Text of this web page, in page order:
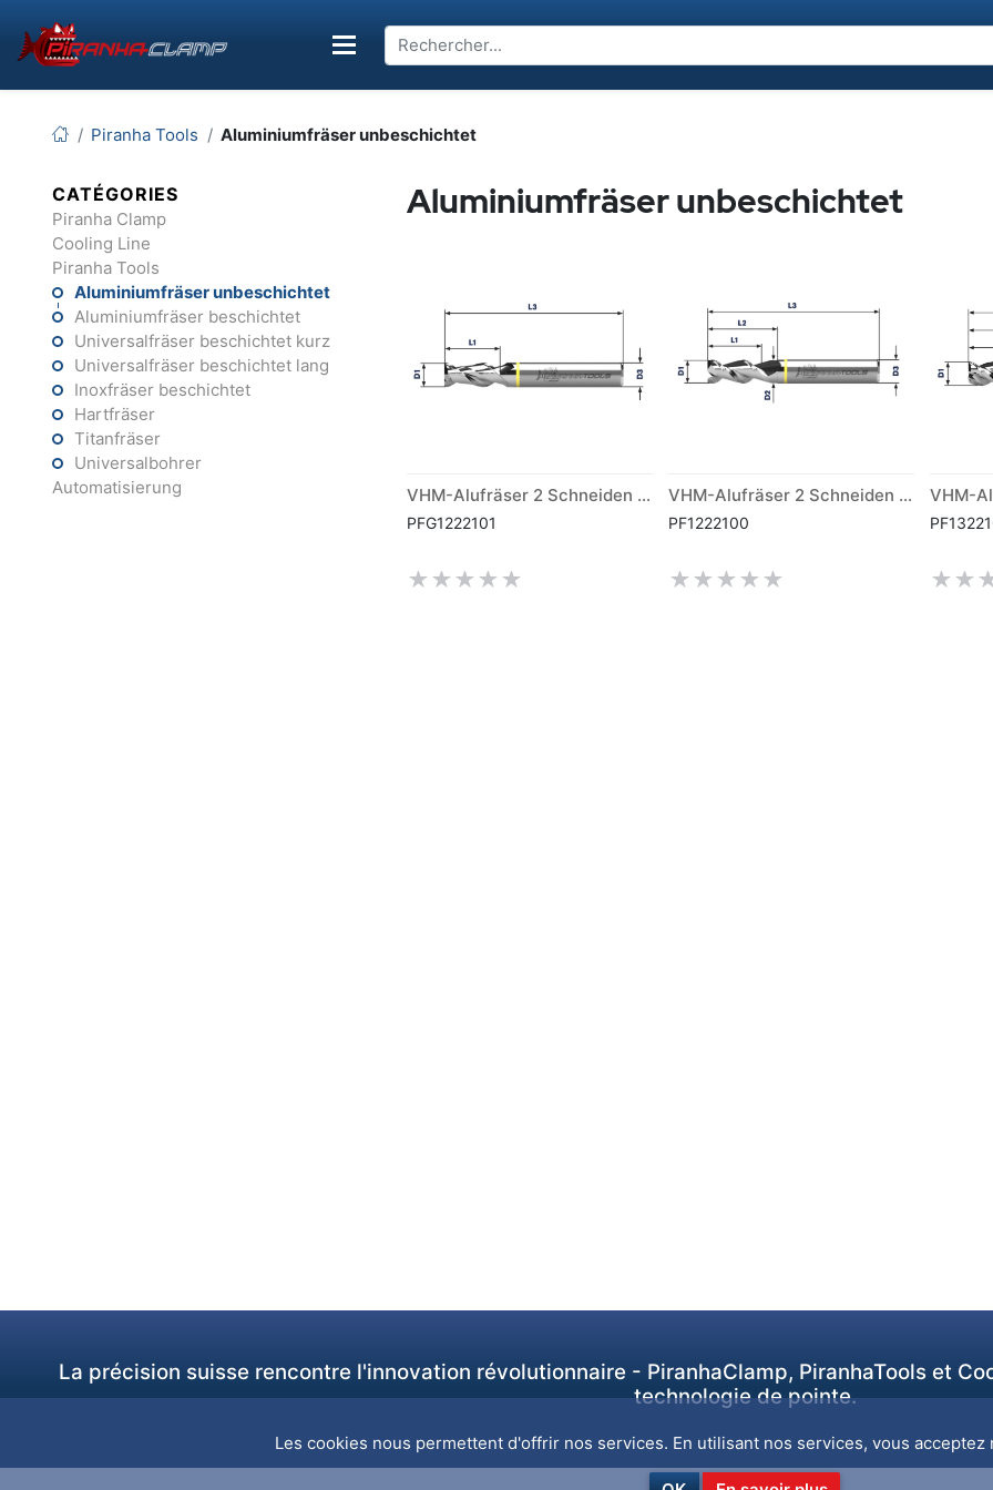
Piranha Tools Aluminiumfräser unbeschichtet
CATÉGORIES
Piranha Clamp
Cooling Line
Piranha Tools
Aluminiumfräser unbeschichtet
Aluminiumfräser beschichtet
Universalfräser beschichtet kurz
Universalfräser beschichtet lang
Inoxfräser beschichtet
Hartfräser
Titanfräser
Universalbohrer
Automatisierung
Aluminiumfräser unbeschichtet
VHM-Alufräser 2 Schneiden unbeschichtet economy
PFG1222101
VHM-Alufräser 2 Schneiden unbeschichtet premium
PF1222100
La précision suisse rencontre l'innovation révolutionnaire - PiranhaClamp, PiranhaTools et
technologie de pointe.
Les cookies nous permettent d'offrir nos services. En utilisant nos services, vous